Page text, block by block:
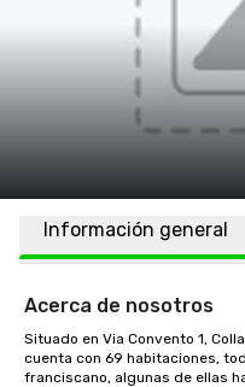
Información general
Acerca de nosotros
Situado en Via Convento 1,
cuenta con 69 habitaciones,
franciscano, algunas de ellas